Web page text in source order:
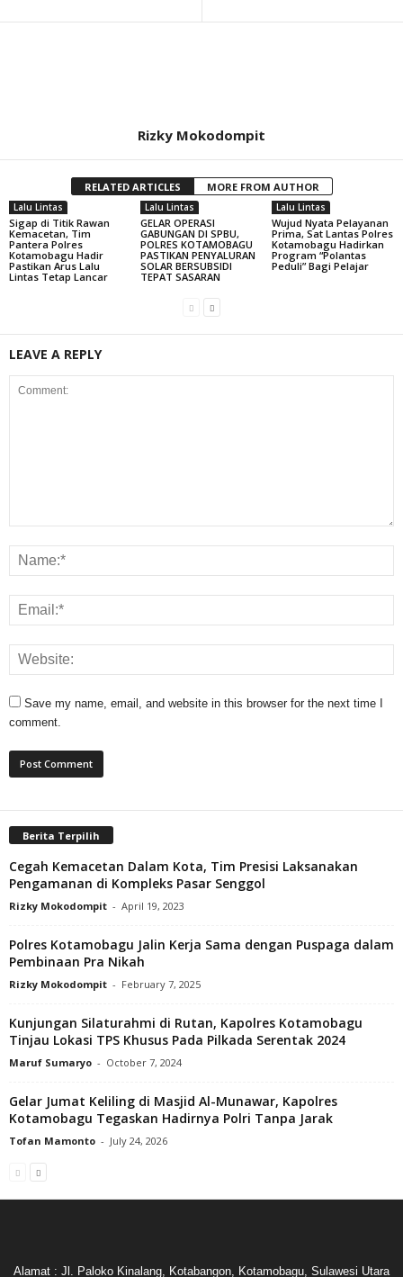
Rizky Mokodompit
RELATED ARTICLES MORE FROM AUTHOR
Lalu Lintas
Sigap di Titik Rawan
Kemacetan, Tim
Pantera Polres
Kotamobagu Hadir
Pastikan Arus Lalu
Lintas Tetap Lancar
Lalu Lintas
GELAR OPERASI
GABUNGAN DI SPBU,
POLRES KOTAMOBAGU
PASTIKAN PENYALURAN
SOLAR BERSUBSIDI
TEPAT SASARAN
Lalu Lintas
Wujud Nyata Pelayanan
Prima, Sat Lantas Polres
Kotamobagu Hadirkan
Program “Polantas
Peduli” Bagi Pelajar
LEAVE A REPLY
Save my name, email, and website in this browser for the next time I
comment.
Berita Terpilih
Cegah Kemacetan Dalam Kota, Tim Presisi Laksanakan
Pengamanan di Kompleks Pasar Senggol
Rizky Mokodompit - April 19, 2023
Polres Kotamobagu Jalin Kerja Sama dengan Puspaga dalam
Pembinaan Pra Nikah
Rizky Mokodompit - February 7, 2025
Kunjungan Silaturahmi di Rutan, Kapolres Kotamobagu
Tinjau Lokasi TPS Khusus Pada Pilkada Serentak 2024
Maruf Sumaryo - October 7, 2024
Gelar Jumat Keliling di Masjid Al-Munawar, Kapolres
Kotamobagu Tegaskan Hadirnya Polri Tanpa Jarak
Tofan Mamonto - July 24, 2026
Alamat : Jl. Paloko Kinalang, Kotabangon, Kotamobagu, Sulawesi Utara